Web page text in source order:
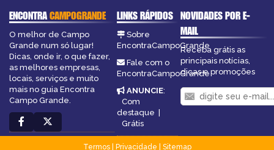
ENCONTRACAMPOGRANDE
O melhor de Campo
Grande num só lugar!
Dicas, onde ir, o que fazer,
as melhores empresas,
locais, serviços e muito
mais no guia Encontra
Campo Grande.
LINKS RÁPIDOS
Sobre
EncontraCampoGrande
Fale com o
EncontraCampoGrande
ANUNCIE:
Com
destaque |
Grátis
NOVIDADES POR E-
MAIL
Receba grátis as
principais notícias,
dicas e promoções
Termos| Privacidade
Sitemap